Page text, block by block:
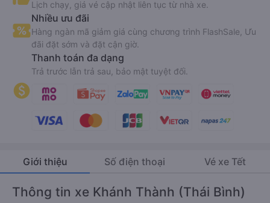
Lịch chạy, giá vé cập nhật liên tục từ nhà xe.
Nhiều ưu đãi
Hàng ngàn mã giảm giá cùng chương trình FlashSale, Ưu
đãi đặt sớm và đặt cận giờ.
Thanh toán đa dạng
Trả trước lẫn trả sau, bảo mật tuyệt đối.
Giới thiệu Số điện thoại Vé xe Tết
Thông tin xe Khánh Thành (Thái Bình)